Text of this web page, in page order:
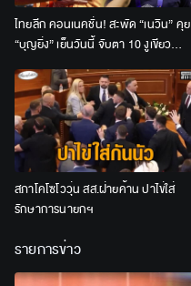
ไทยลีก คอนเนคชั่น! สะพัด “เนวิน” คุย
“บุญยิ่ง” เย็นวันนี้ จับตา 10 งูเขียว
เปลี่ยนสีน้ำเงินหรือไม่
สภาโคโซโววุ่น สส.ฝ่ายค้าน ปาไข่ใส่
รักษาการนายกฯ
รายการข่าว